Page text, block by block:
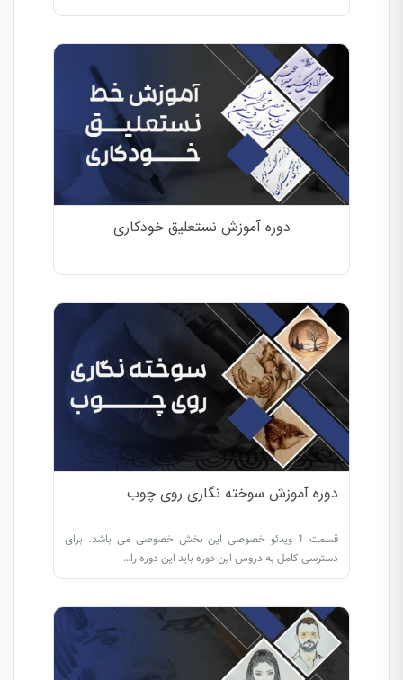
دوره آموزش نستعلیق خودکاری
دوره آموزش سوخته نگاری روی چوب
قسمت 1 ویدئو خصوصی این بخش خصوصی می باشد. برای
دسترسی کامل به دروس این دوره باید این دوره را…